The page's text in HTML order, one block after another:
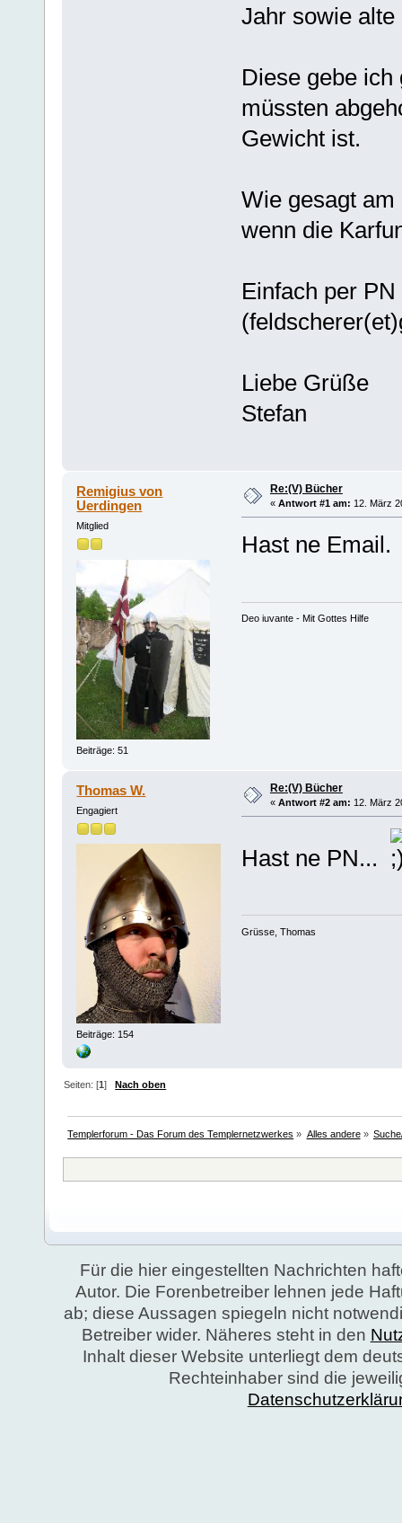
Jahr sowie alte
Diese gebe ich
müssten
Gewicht ist.
Wie gesagt
wenn die
Einfach per
Liebe Grüße
Stefan
Remigius von
Uerdingen
Mitglied
Beiträge: 51
Re:(V) Bücher
« Antwort #1 am: 12. März
Hast ne Email.
Deo iuvante - Mit Gottes Hilfe
Thomas W.
Engagiert
Beiträge: 154
Re:(V) Bücher
« Antwort #2 am: 12. März
Hast ne PN...
Grüsse, Thomas
Seiten: [1] Nach oben
Templerforum - Das Forum des Templernetzwerkes » Alles andere»
Für die hier eingestellten Nachrichten
Autor. Die Forenbetreiber lehnen jede
ab; diese Aussagen spiegeln nicht
Betreiber wider. Näheres steht in den
Inhalt dieser Website unterliegt dem
Rechteinhaber sind die